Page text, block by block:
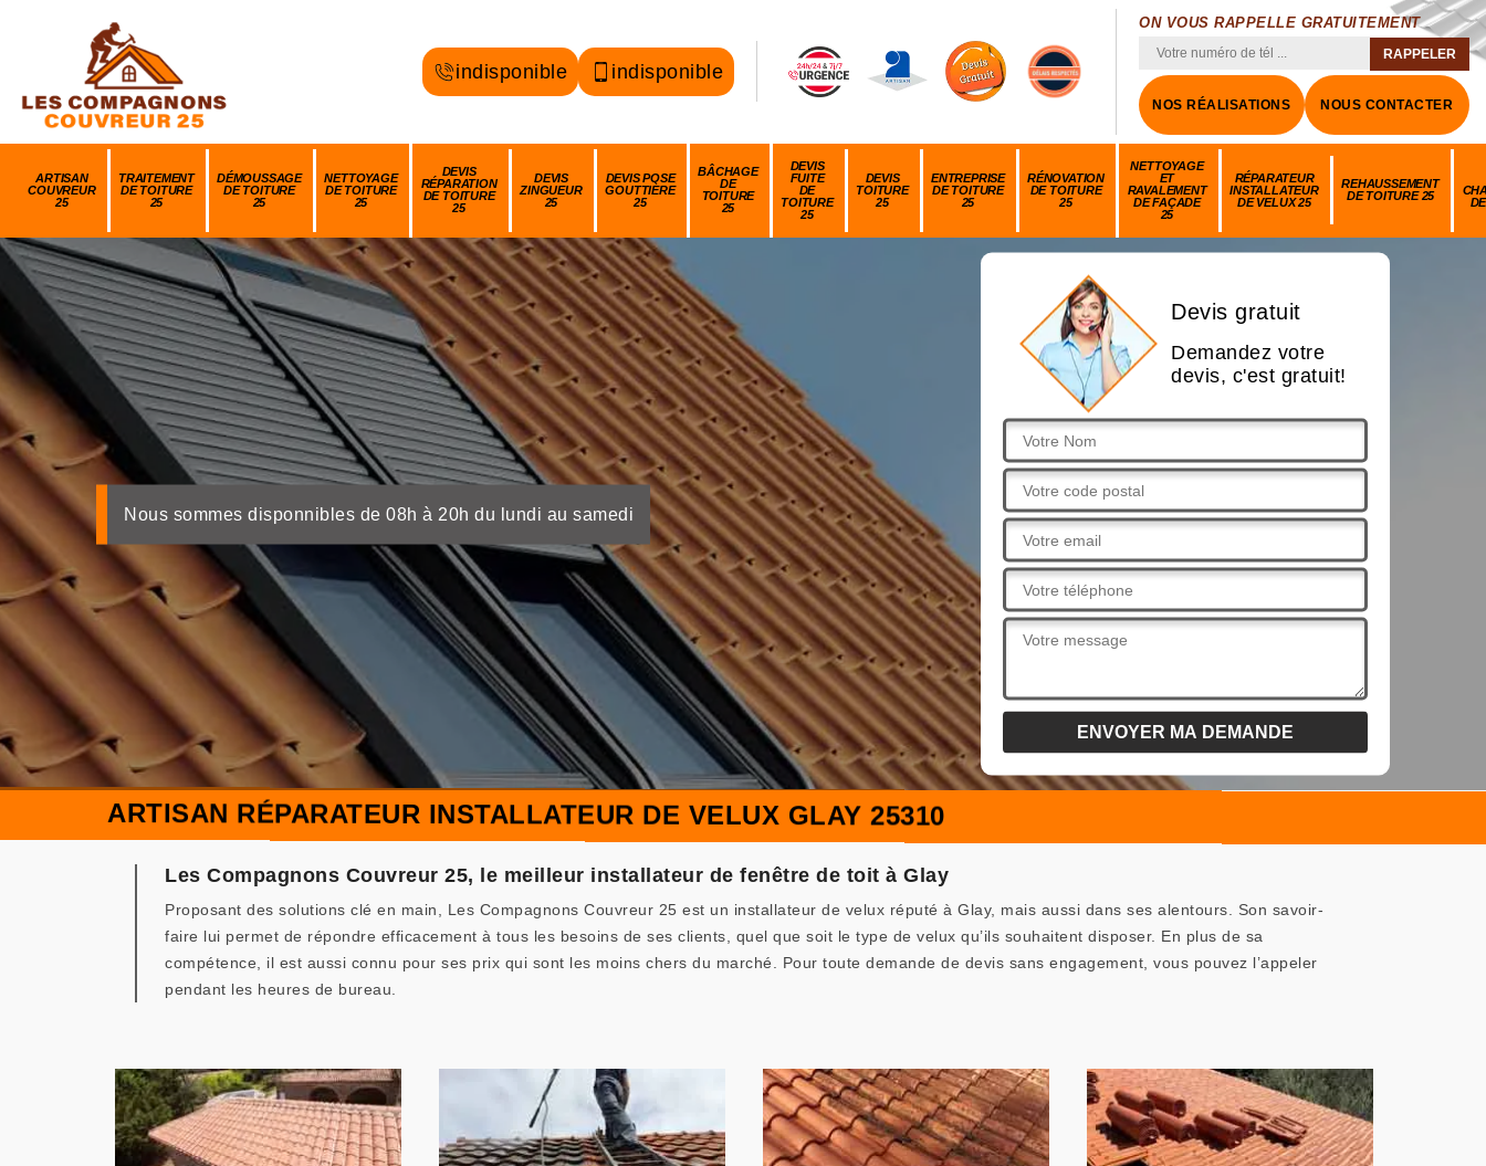
indisponible indisponible
ON VOUS RAPPELLE GRATUITEMENT
NOS RÉALISATIONS NOUS CONTACTER
ARTISAN
COUVREUR
25
TRAITEMENT
DE TOITURE
25
DÉMOUSSAGE
DE TOITURE
25
NETTOYAGE
DE TOITURE
25
DEVIS
RÉPARATION
DE TOITURE
25
DEVIS
ZINGUEUR
25
DEVIS POSE
GOUTTIÈRE
25
BÂCHAGE
DE
TOITURE
25
DEVIS
FUITE
DE
TOITURE
25
DEVIS
TOITURE
25
ENTREPRISE
DE TOITURE
25
RÉNOVATION
DE TOITURE
25
NETTOYAGE
ET
RAVALEMENT
DE FAÇADE
25
RÉPARATEUR
INSTALLATEUR
DE VELUX 25
REHAUSSEMENT
DE TOITURE 25
Nous sommes disponnibles de 08h à 20h du lundi au samedi
Devis gratuit
Demandez votre
devis, c'est gratuit!
ARTISAN RÉPARATEUR INSTALLATEUR DE VELUX GLAY 25310
Les Compagnons Couvreur 25, le meilleur installateur de fenêtre de toit à Glay
Proposant des solutions clé en main, Les Compagnons Couvreur 25 est un installateur de velux réputé à Glay, mais aussi dans ses alentours. Son savoir-
faire lui permet de répondre efficacement à tous les besoins de ses clients, quel que soit le type de velux qu’ils souhaitent disposer. En plus de sa
compétence, il est aussi connu pour ses prix qui sont les moins chers du marché. Pour toute demande de devis sans engagement, vous pouvez l’appeler
pendant les heures de bureau.